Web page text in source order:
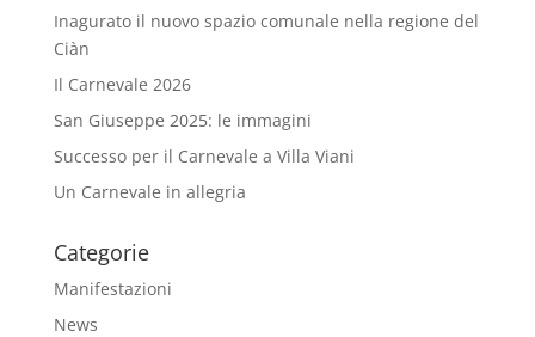
Inagurato il nuovo spazio comunale nella regione del
Ciàn
Il Carnevale 2026
San Giuseppe 2025: le immagini
Successo per il Carnevale a Villa Viani
Un Carnevale in allegria
Categorie
Manifestazioni
News